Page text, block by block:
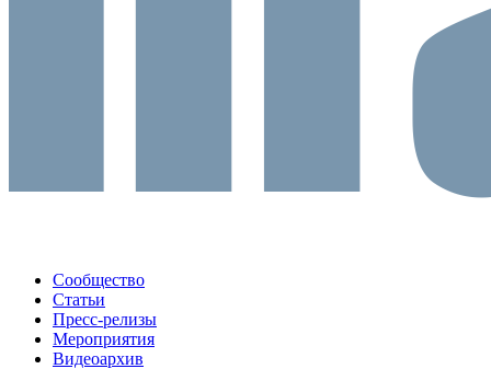
Сообщество
Статьи
Пресс-релизы
Мероприятия
Видеоархив